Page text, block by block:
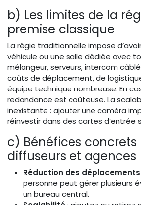
b) Les limites de la
premise classique
La régie traditionnelle impose
véhicule ou une salle dédiée avec
mélangeur, serveurs, intercom
coûts de déplacement, de
équipe technique nombreuse. En
redondance est coûteuse. La
inexistante : ajouter une caméra
réinvestir dans des cartes d’entrée
c) Bénéfices concrets
diffuseurs et agences
Réduction des déplacements
personne peut gérer plusieurs
un bureau central.